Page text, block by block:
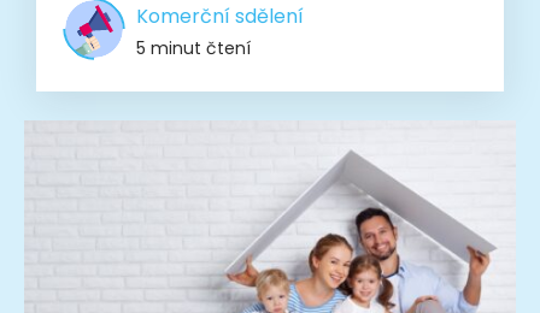
Komerční sdělení
5 minut čtení